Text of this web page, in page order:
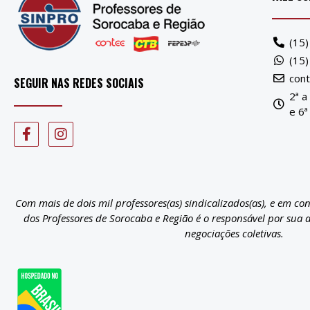
SEGUIR NAS REDES SOCIAIS
2ª
e
Com mais de dois mil professores(as) sindicalizados(as), e em
dos Professores de Sorocaba e Região é o responsável por
negociações coletivas.